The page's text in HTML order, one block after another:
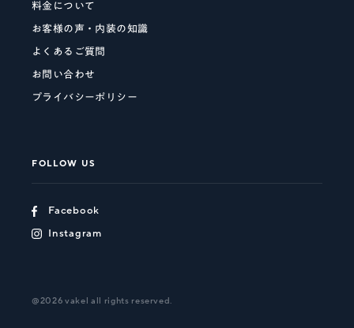
料金について
お客様の声・内装の知識
よくあるご質問
お問い合わせ
プライバシーポリシー
FOLLOW US
Facebook
Instagram
@2026 vakel all rights reserved.